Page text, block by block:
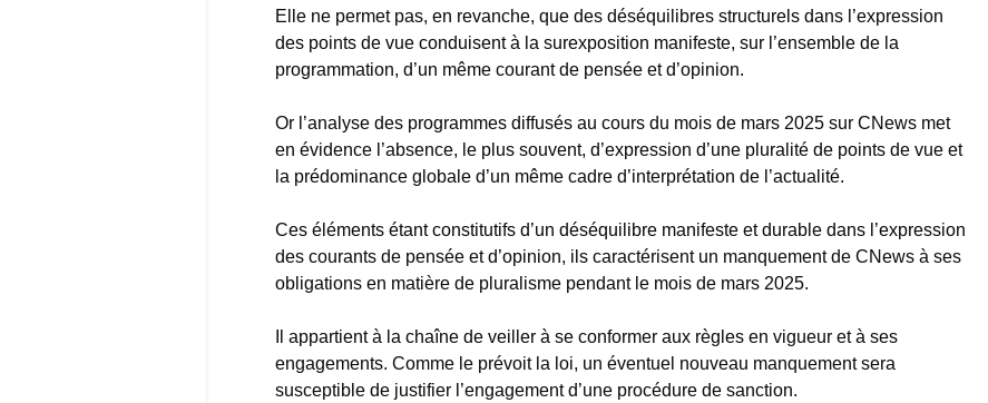
Elle ne permet pas, en revanche, que des déséquilibres structurels dans l’expression
des points de vue conduisent à la surexposition manifeste, sur l’ensemble de la
programmation, d’un même courant de pensée et d’opinion.
Or l’analyse des programmes diffusés au cours du mois de mars 2025 sur CNews met
en évidence l’absence, le plus souvent, d’expression d’une pluralité de points de vue et
la prédominance globale d’un même cadre d’interprétation de l’actualité.
Ces éléments étant constitutifs d’un déséquilibre manifeste et durable dans l’expression
des courants de pensée et d’opinion, ils caractérisent un manquement de CNews à ses
obligations en matière de pluralisme pendant le mois de mars 2025.
Il appartient à la chaîne de veiller à se conformer aux règles en vigueur et à ses
engagements. Comme le prévoit la loi, un éventuel nouveau manquement sera
susceptible de justifier l’engagement d’une procédure de sanction.